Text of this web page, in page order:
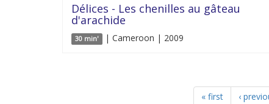
Délices - Les chenilles au gâteau
d'arachide
30 min' | Cameroon | 2009
« first ‹